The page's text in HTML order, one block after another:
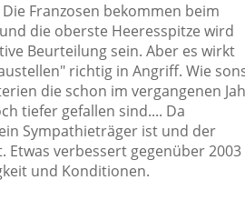
Franzosen bekommen beim
die oberste Heeresspitze wird
Beurteilung sein. Aber es wirkt
richtig in Angriff. Wie
die schon im vergangenen
tiefer gefallen sind.... Da
Sympathieträger ist und der
verbessert gegenüber 2003
und Konditionen.